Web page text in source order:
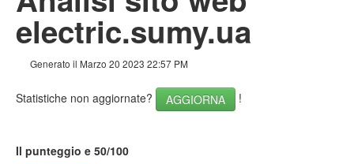
Links
Mobile
electric.sumy.ua
Generato il Marzo 20 2023 22:57 PM
Statistiche non aggiornate? AGGIORNA !
Il punteggio e 50/100